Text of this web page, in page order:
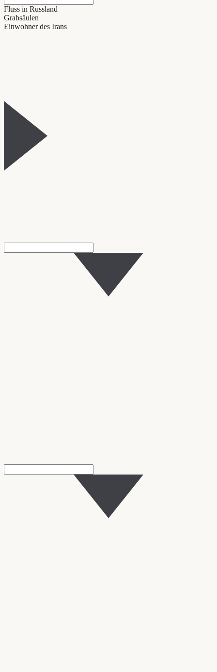
Fluss in Russland
Grabsäulen
Einwohner des Irans